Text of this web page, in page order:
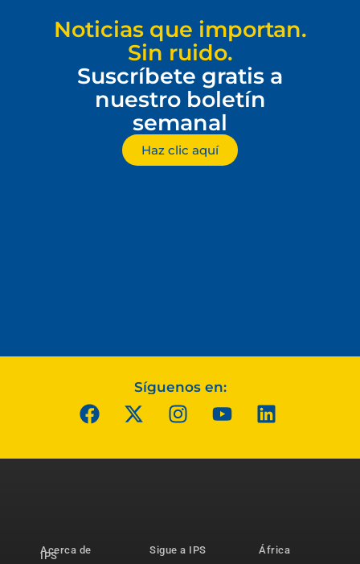
Noticias que importan.
Sin ruido.
Suscríbete gratis a
nuestro boletín
semanal
Haz clic aquí
Síguenos en:
Acerca de
IPS
Sigue a IPS
África